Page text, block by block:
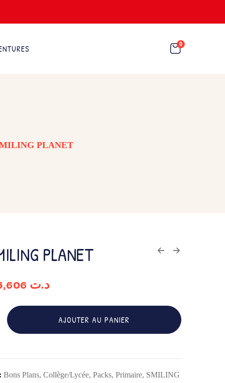
0
PLANET
PLANET
:
د.ت 18,359.
د.ت
actuel
est :
د.ت 15,606.
AJOUTER AU PANIER
Bons Plans, Collège/Lycée, Packs, Primaire, SMILING